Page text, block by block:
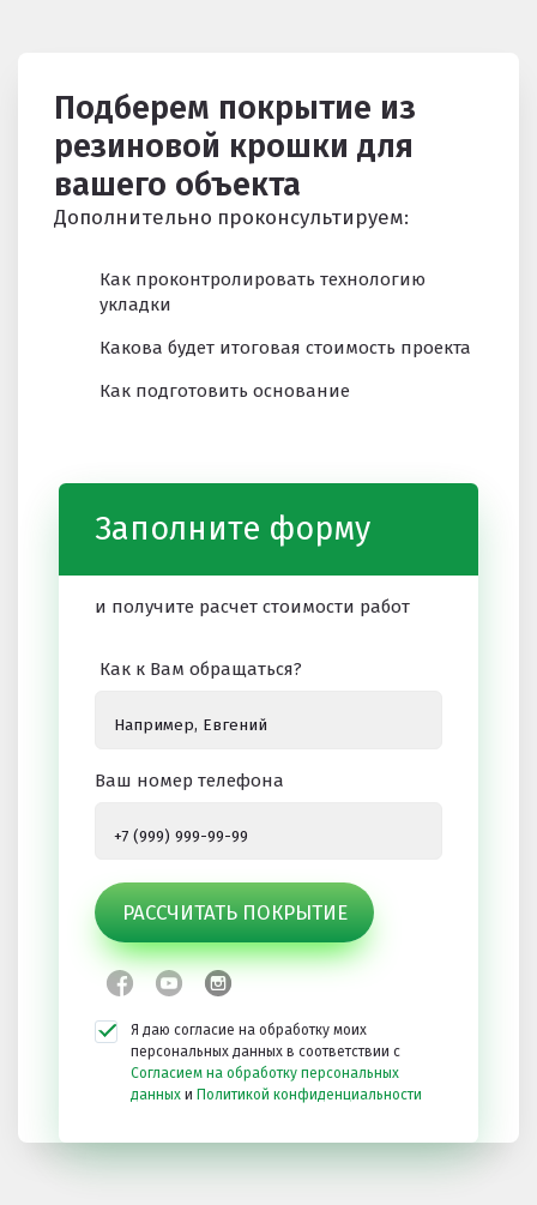
Подберем покрытие из
резиновой крошки для
вашего объекта
Дополнительно проконсультируем:
Как проконтролировать технологию
укладки
Какова будет итоговая стоимость проекта
Как подготовить основание
Заполните форму
и получите расчет стоимости работ
Как к Вам обращаться?
Ваш номер телефона
РАССЧИТАТЬ ПОКРЫТИЕ
Я даю согласие на обработку моих
персональных данных в соответствии с
Согласием на обработку персональных
данных и Политикой конфиденциальности